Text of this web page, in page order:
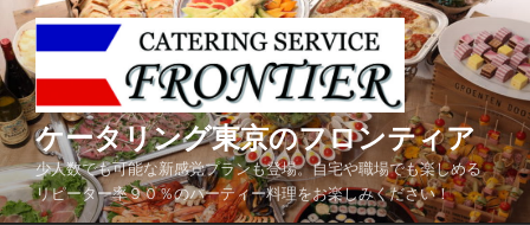
コ
ン
テ
ン
ツ
へ
キ
ケータリング東京のフロンティア
少人数でも可能な新感覚プランも登場。自宅や職場でも楽しめる
リピーター率９０％のパーティー料理をお楽しみください！